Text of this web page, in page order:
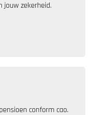
jouw zekerheid.
conform cao.